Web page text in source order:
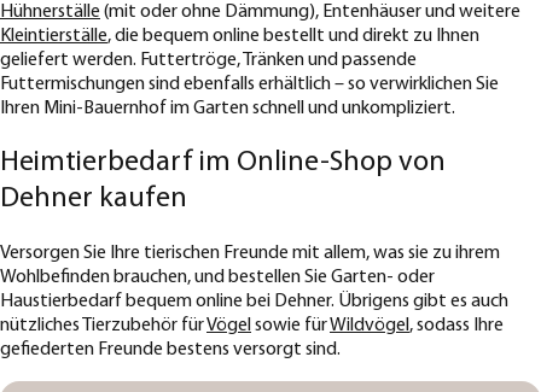
Hühnerställe (mit oder ohne Dämmung), Entenhäuser und weitere
Kleintierställe, die bequem online bestellt und direkt zu Ihnen
geliefert werden. Futtertröge, Tränken und passende
Futtermischungen sind ebenfalls erhältlich – so verwirklichen Sie
Ihren Mini-Bauernhof im Garten schnell und unkompliziert.
Heimtierbedarf im Online-Shop von
Dehner kaufen
Versorgen Sie Ihre tierischen Freunde mit allem, was sie zu ihrem
Wohlbefinden brauchen, und bestellen Sie Garten- oder
Haustierbedarf bequem online bei Dehner. Übrigens gibt es auch
nützliches Tierzubehör fürVögel sowie fürWildvögel , sodass Ihre
gefiederten Freunde bestens versorgt sind.